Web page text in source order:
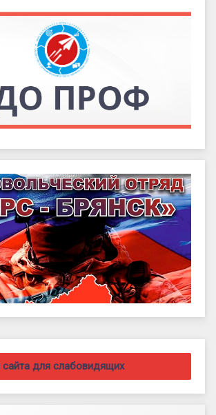
сайта для слабовидящих